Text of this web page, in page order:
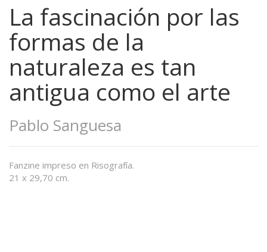
La fascinación por las
formas de la
naturaleza es tan
antigua como el arte
Pablo Sanguesa
Fanzine impreso en Risografía.
21 x 29,70 cm.